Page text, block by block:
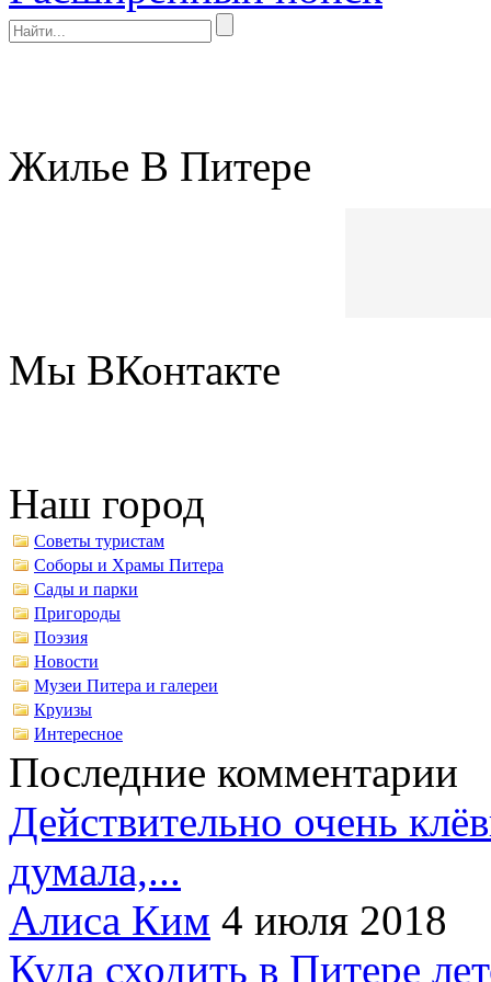
Жилье В Питере
Мы ВКонтакте
Наш город
Советы туристам
Соборы и Храмы Питера
Сады и парки
Пригороды
Поэзия
Новости
Музеи Питера и галереи
Круизы
Интересное
Последние комментарии
Действительно очень
думала,...
Алиса Ким 4 июля 2018
Куда сходить в Питере